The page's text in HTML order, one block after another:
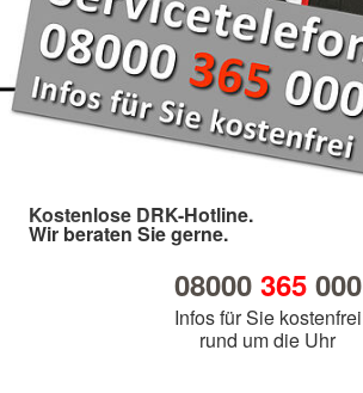
Kostenlose DRK-Hotline.
Wir beraten Sie gerne.
08000 365000
Infos für Sie kostenfrei
rund um die Uhr